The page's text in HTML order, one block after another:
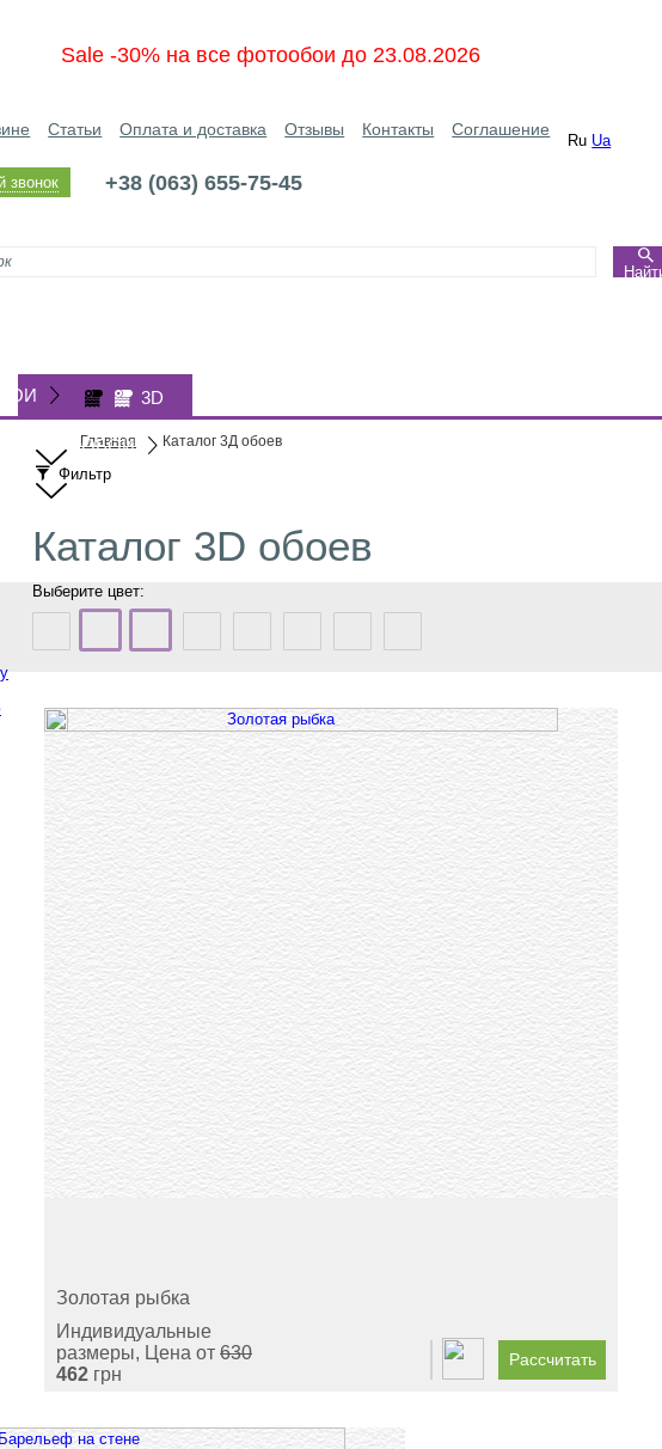
Sale -30% на все фотообои до 23.08.2026
Статьи Оплата и доставка Отзывы Контакты Соглашение
Ru Ua
звонок +38 (063) 655-75-45
3D
ОБОИ
Главная Каталог 3Д обоев
Фильтр
Каталог 3D обоев
Выберите цвет:
Золотая рыбка
Индивидуальные
размеры, Цена от 630
462 грн
Рассчитать